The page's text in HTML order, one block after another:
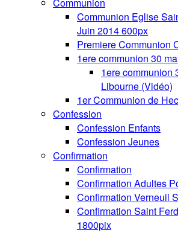
Communion
Communion Eglise
Juin 2014 600px
Premiere Communion
1ere communion 30
1ere communion
Libourne (Vidéo)
1er Communion de
Confession
Confession Enfants
Confession Jeunes
Confirmation
Confirmation
Confirmation Adultes
Confirmation Verneuil
Confirmation Saint
1800pix